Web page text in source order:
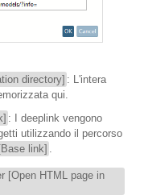
directory] : L'intera
qui.
: I deeplink vengono
utilizzando il percorso
link]
[Open HTML page in